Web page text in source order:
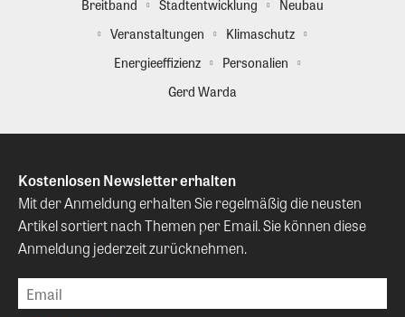
Breitband
Stadtentwicklung
Neubau
Veranstaltungen
Klimaschutz
Energieeffizienz
Personalien
Gerd Warda
Kostenlosen Newsletter erhalten
Mit der Anmeldung erhalten Sie regelmäßig die neusten
Artikel sortiert nach Themen per Email. Sie können diese
Anmeldung jederzeit zurücknehmen.